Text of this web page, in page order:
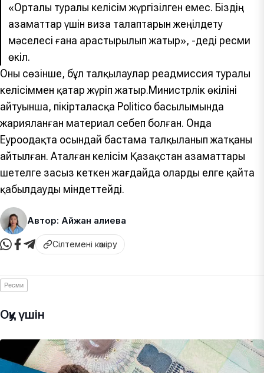
«Орталық туралы келісім жүргізілген емес. Біздің
азаматтар үшін виза талаптарын жеңілдету
мәселесі ғана қарастырылып жатыр», -деді ресми
өкіл.
Оның сөзінше, бұл талқылаулар реадмиссия туралы
келісіммен қатар жүріп жатыр.Министрлік өкілінің
айтуынша, пікірталасқа Politico басылымында
жарияланған материал себеп болған. Онда
Еуроодақта осындай бастама талқыланып жатқаны
айтылған. Аталған келісім Қазақстан азаматтары
шетелге заңсыз кеткен жағдайда оларды елге қайта
қабылдауды міндеттейді.
Автор: Айжан Қалиева
Сілтемені көшіру
Ресми
Оқу үшін